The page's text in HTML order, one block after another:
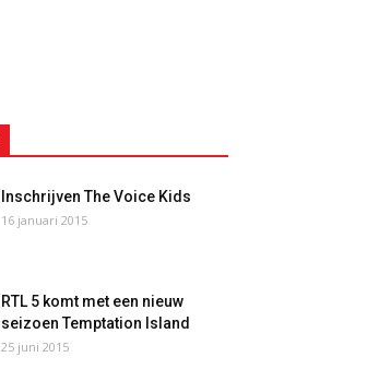
Inschrijven The Voice Kids
16 januari 2015
RTL 5 komt met een nieuw
seizoen Temptation Island
25 juni 2015